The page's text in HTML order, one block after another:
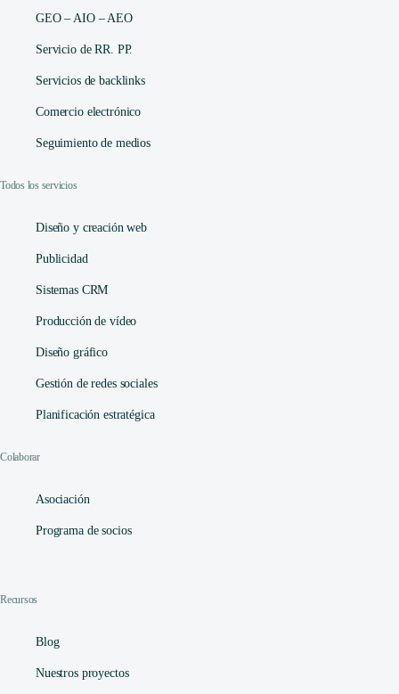
GEO – AIO – AEO
Servicio de RR. PP.
Servicios de backlinks
Comercio electrónico
Seguimiento de medios
Todos los servicios
Diseño y creación web
Publicidad
Sistemas CRM
Producción de vídeo
Diseño gráfico
Gestión de redes sociales
Planificación estratégica
Colaborar
Asociación
Programa de socios
Recursos
Blog
Nuestros proyectos